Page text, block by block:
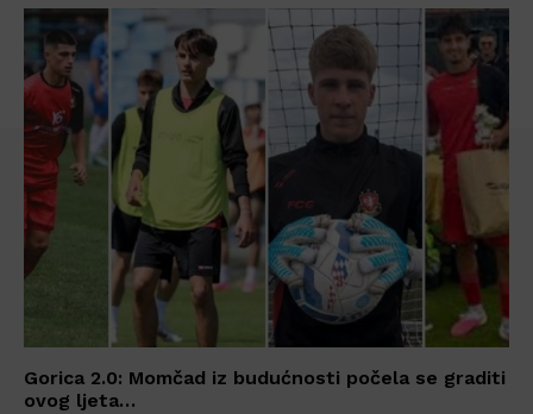
Gorica 2.0: Momčad iz budućnosti počela se graditi
ovog ljeta…